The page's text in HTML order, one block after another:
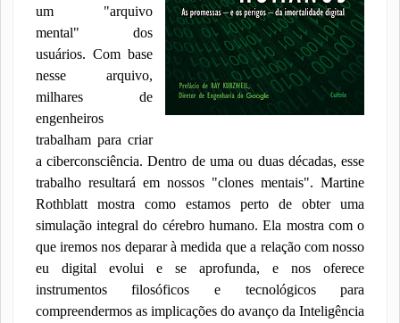
um "arquivo
mental" dos
usuários. Com base
nesse arquivo,
milhares de
engenheiros
trabalham para criar
a ciberconsciência. Dentro de uma ou duas décadas, esse
trabalho resultará em nossos "clones mentais". Martine
Rothblatt mostra como estamos perto de obter uma
simulação integral do cérebro humano. Ela mostra com o
que iremos nos deparar à medida que a relação com nosso
eu digital evolui e se aprofunda, e nos oferece
instrumentos filosóficos e tecnológicos para
compreendermos as implicações do avanço da Inteligência